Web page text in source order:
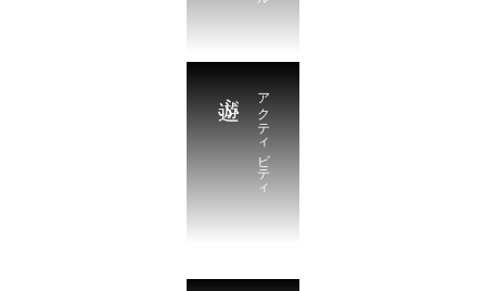
アクティビティ
遊ぶ